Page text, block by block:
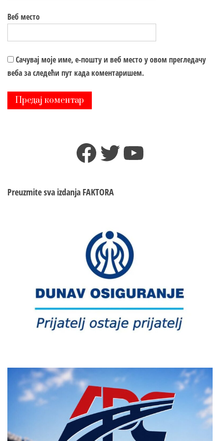
Веб место
Сачувај моје име, е-пошту и веб место у овом прегледачу
веба за следећи пут када коментаришем.
Facebook
TwitterYouTube
Preuzmite sva izdanja FAKTORA